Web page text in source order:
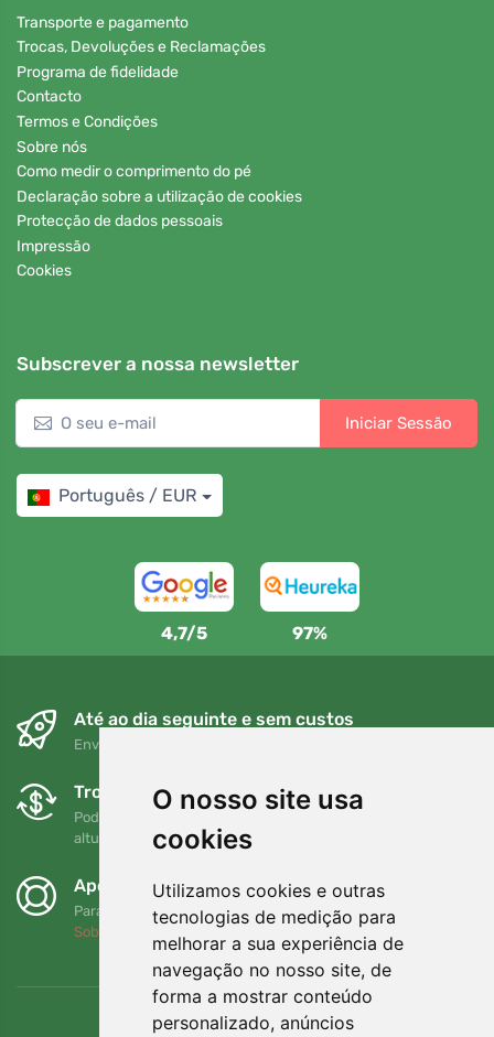
O nosso site usa
cookies
Utilizamos cookies e outras
tecnologias de medição para
melhorar a sua experiência de
navegação no nosso site, de
forma a mostrar conteúdo
personalizado, anúncios
Transporte e pagamento
Trocas, Devoluções e Reclamações
Programa de fidelidade
Contacto
Termos e Condições
Sobre nós
Como medir o comprimento do pé
Declaração sobre a utilização de cookies
Protecção de dados pessoais
Impressão
Cookies
Subscrever a nossa newsletter
Iniciar Sessão
Português / EUR
4,7/5 97%
Até ao dia seguinte e sem custos
Envio gratuito para encomendas superiores a 80 EUR
Trocas e devoluções gratuitas
Pode devolver ou trocar a sua encomenda em qualquer
altura no prazo de 90 dias
Apoiamos a Trees.org
Para cada encomenda plantamos uma árvore! Leia mais
Sobre nós